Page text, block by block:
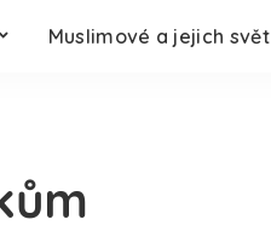
Muslimové a jejich svět